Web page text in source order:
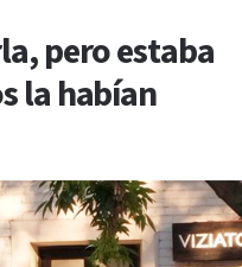
pero estaba
la habían